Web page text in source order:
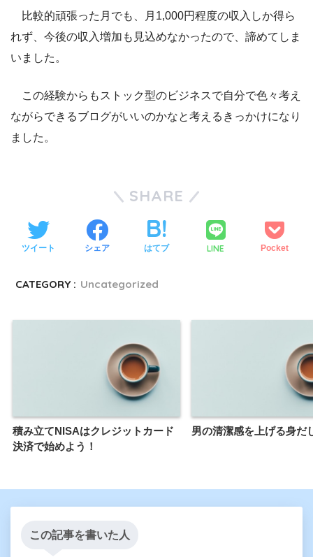
比較的頑張った月でも、月1,000円程度の収入しか得ら
れず、今後の収入増加も見込めなかったので、諦めてしま
いました。
この経験からもストック型のビジネスで自分で色々考え
ながらできるブログがいいのかなと考えるきっかけになり
ました。
SHARE
ツイート シェア はてブ LINE Pocket
CATEGORY : Uncategorized
積み立てNISAはクレジットカード
決済で始めよう！
男の清潔感を上げる身だ
この記事を書いた人